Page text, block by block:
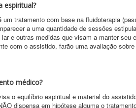
espiritual?
tratamento com base na fluidoterapia
a uma quantidade de sessões
e outras medidas que visam a manter
com o assistido, farão uma avaliação
médico?
o equilíbrio espiritual e material do
dispensa em hipótese alguma o